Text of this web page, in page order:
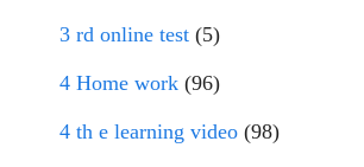
3 rd online test (5)
4 Home work (96)
4 th e learning video (98)